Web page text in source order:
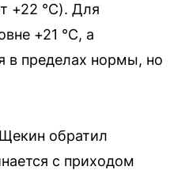
+22 °C). Для
+21 °C, а
в пределах нормы, но
обратил
с приходом